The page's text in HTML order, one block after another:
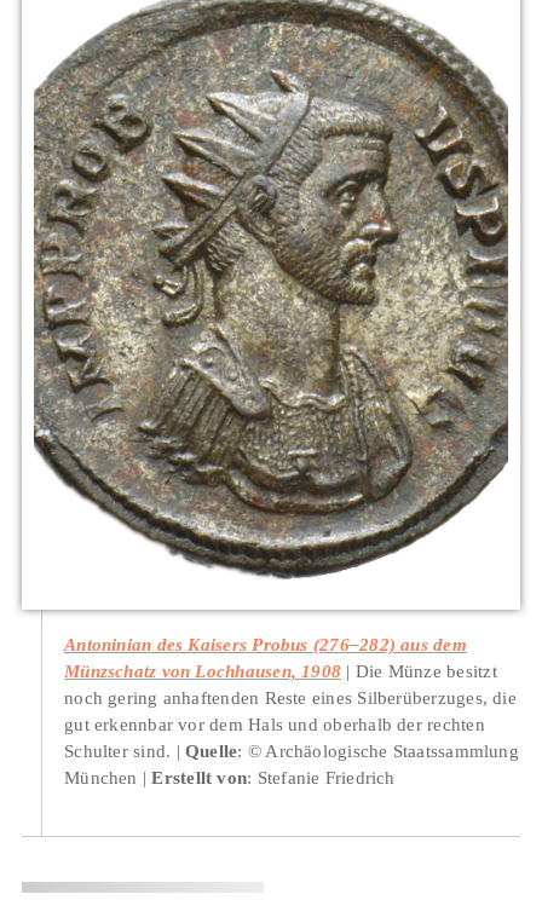
Antoninian des Kaisers Probus (276–282) aus dem
Münzschatz von Lochhausen, 1908
Die Münze besitzt
noch gering anhaftenden Reste eines Silberüberzuges, die
gut erkennbar vor dem Hals und oberhalb der rechten
Schulter sind.
Quelle: © Archäologische Staatssammlung
München
Erstellt von: Stefanie Friedrich